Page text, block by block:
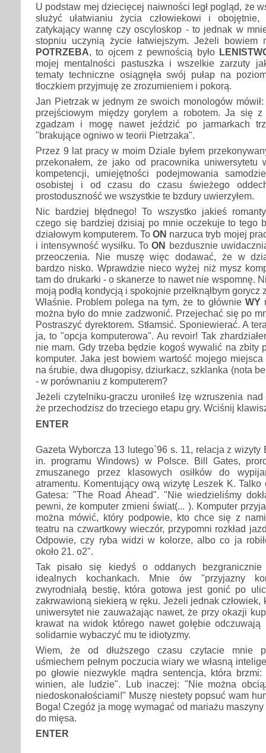
U podstaw mej dziecięcej naiwności legł pogląd, że
służyć ułatwianiu życia człowiekowi i
zatykający wannę czy oscyloskop - to jednak w
stopniu uczynią życie łatwiejszym. Jeżeli bowiem
POTRZEBA, to ojcem z pewnością było
mojej mentalności pastuszka i wszelkie zarzuty
tematy techniczne osiągnęła swój pułap na
tłoczkiem przyjmuję ze zrozumieniem i pokorą.
Jan Pietrzak w jednym ze swoich monologów
przejściowym między gorylem a robotem. Ja się
zgadzam i mogę nawet jeździć po jarmarkach
"brakujące ogniwo w teorii Pietrzaka".
Przez 9 lat pracy w moim Dziale byłem
przekonałem, że jako od pracownika uniwersytetu
kompetencji, umiejętności podejmowania
osobistej i od czasu do czasu świeżego
prostoduszność we wszystkie te bzdury uwierzyłem.
Nic bardziej błędnego! To wszystko jakieś
czego się bardziej dzisiaj po mnie oczekuje to tego
działowym komputerem. To ON narzuca tryb mojej
i intensywność wysiłku. ToON bezdusznie
przeoczenia. Nie muszę więc dodawać, że w
bardzo nisko. Wprawdzie nieco wyżej niż mysz
tam do drukarki - o skanerze to nawet nie wspomnę.
moją podłą kondycją i spokojnie przełknąłbym gorycz
Właśnie. Problem polega na tym, że to głównie WY
można było do mnie zadzwonić. Przejechać się po
Postraszyć dyrektorem. Stłamsić. Sponiewierać. A
ja, to "opcja komputerowa". Au revoir! Tak
nie mam. Gdy trzeba będzie kogoś wywalić na zbity
komputer. Jaka jest bowiem wartość mojego miejsca
na śrubie, dwa długopisy, dziurkacz, szklanka (nota
- w porównaniu z komputerem?
Jeżeli czytelniku-graczu uroniłeś łzę wzruszenia
że przechodzisz do trzeciego etapu gry. Wciśnij
ENTER
Gazeta Wyborcza 13 lutego`96 s. 11, relacja z wizyty
in. programu Windows) w Polsce. Bill Gates,
zmuszanego przez klasowych osiłków do
atramentu. Komentujący ową wizytę Leszek K. Talko
Gatesa: "The Road Ahead". "Nie wiedzieliśmy
pewni, że komputer zmieni świat(... ). Komputer
można mówić, który podpowie, kto chce się z
teatru na czwartkowy wieczór, przypomni rozkład
Odpowie, czy ryba widzi w kolorze, albo co ja
około 21. o2".
Tak pisało się kiedyś o oddanych
idealnych kochankach. Mnie ów "przyjazny
zwyrodniałą bestię, która gotowa jest gonić po
zakrwawioną siekierą w ręku. Jeżeli jednak człowiek,
uniwersytet nie zauważając nawet, że przy okazji
krawat na widok którego nawet gołębie
solidarnie wybaczyć mu te idiotyzmy.
Wiem, że od dłuższego czasu czytacie mnie
uśmiechem pełnym poczucia wiary we własną
po głowie niezwykle mądra sentencja, która
winien, ale ludzie". Lub inaczej: "Nie można
niedoskonałościami!" Muszę niestety popsuć wam
Boga! Czegóż ja mogę wymagać od mariażu
do mięsa.
ENTER